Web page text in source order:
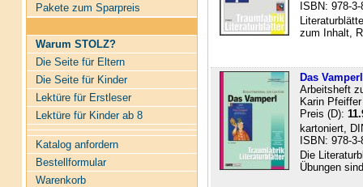
Pakete zum Sparpreis
Warum STOLZ?
Die Seite für Eltern
Die Seite für Kinder
Lektüre für Erstleser
Lektüre für Kinder ab 8
Katalog anfordern
Bestellformular
Warenkorb
ISBN: 978-
zum Inhalt,
Das
Arbeitsheft
Karin Pfeiffer
Preis (D):
kartoniert,
ISBN: 978-
Die
Übungen